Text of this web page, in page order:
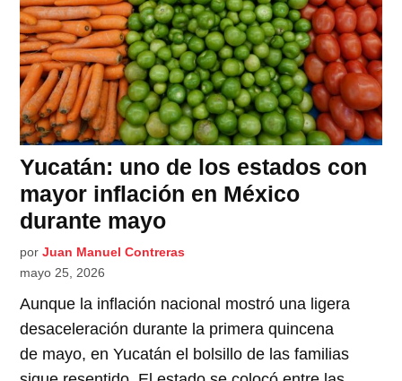
Yucatán: uno de los estados con
mayor inflación en México
durante mayo
por Juan Manuel Contreras
mayo 25, 2026
Aunque la inflación nacional mostró una ligera
desaceleración durante la primera quincena
de mayo, en Yucatán el bolsillo de las familias